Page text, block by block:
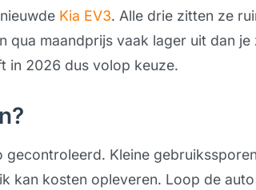
Kia EV3. Alle drie zitten ze
qua maandprijs vaak lager uit dan
in 2026 dus volop keuze.
Kleine
kan kosten opleveren. Loop de